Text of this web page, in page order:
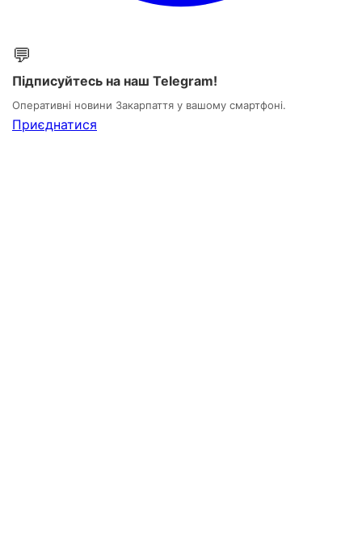
💬
Підписуйтесь на наш Telegram!
Оперативні новини Закарпаття у вашому смартфоні.
Приєднатися